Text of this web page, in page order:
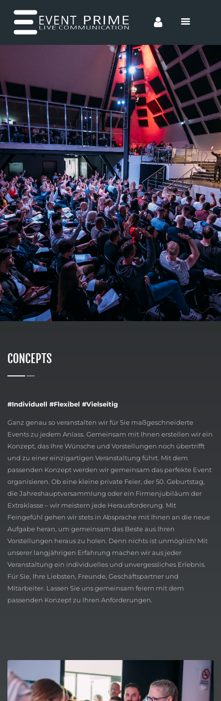
ENTERTAINMENT
INCENTIVES
TEAM
CONTACT
CONCEPTS
#Individuell #Flexibel #Vielseitig
Ganz genau so veranstalten wir für Sie maßgeschneiderte
Events zu jedem Anlass. Gemeinsam mit Ihnen erstellen wir ein
Konzept, das Ihre Wünsche und Vorstellungen noch übertrifft
und zu einer einzigartigen Veranstaltung führt. Mit dem
passenden Konzept werden wir gemeinsam das perfekte Event
organisieren. Ob eine kleine private Feier, der 50. Geburtstag,
die Jahreshauptversammlung oder ein Firmenjubiläum der
Extraklasse – wir meistern jede Herausforderung. Mit
Feingefühl gehen wir stets in Absprache mit Ihnen an die neue
Aufgabe heran, um gemeinsam das Beste aus Ihren
Vorstellungen heraus zu holen. Denn nichts ist unmöglich! Mit
unserer langjährigen Erfahrung machen wir aus jeder
Veranstaltung ein individuelles und unvergessliches Erlebnis.
Für Sie, Ihre Liebsten, Freunde, Geschäftspartner und
Mitarbeiter. Lassen Sie uns gemeinsam feiern mit dem
passenden Konzept zu Ihren Anforderungen.